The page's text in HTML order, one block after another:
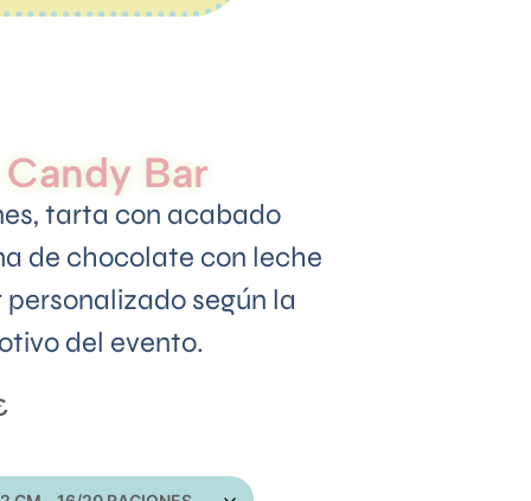
Bar
tarta con acabado
de chocolate con leche
según la
del evento.